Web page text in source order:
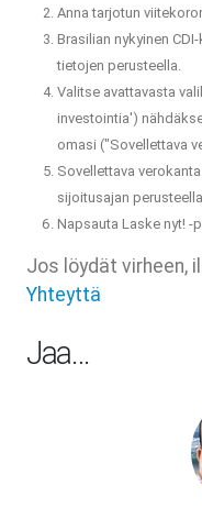
Anna tarjotun
Brasilian nykyinen
tietojen perusteella.
Valitse avattavasta
investointia')
omasi ("Sovellettava
Sovellettava
sijoitusajan
Napsauta Laske nyt! -
Jos löydät virheen,
Yhteyttä
Jaa…